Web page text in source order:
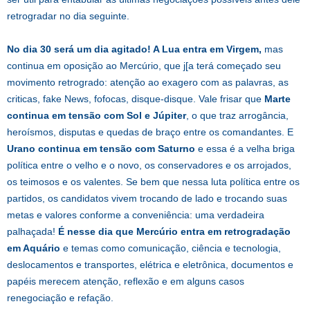
retrogradar no dia seguinte.
No dia 30 será um dia agitado! A Lua entra em Virgem, mas
continua em oposição ao Mercúrio, que j[a terá começado seu
movimento retrogrado: atenção ao exagero com as palavras, as
criticas, fake News, fofocas, disque-disque. Vale frisar que Marte
continua em tensão com Sol e Júpiter, o que traz arrogância,
heroísmos, disputas e quedas de braço entre os comandantes. E
Urano continua em tensão com Saturno e essa é a velha briga
política entre o velho e o novo, os conservadores e os arrojados,
os teimosos e os valentes. Se bem que nessa luta política entre os
partidos, os candidatos vivem trocando de lado e trocando suas
metas e valores conforme a conveniência: uma verdadeira
palhaçada! É nesse dia que Mercúrio entra em retrogradação
em Aquário e temas como comunicação, ciência e tecnologia,
deslocamentos e transportes, elétrica e eletrônica, documentos e
papéis merecem atenção, reflexão e em alguns casos
renegociação e refação.